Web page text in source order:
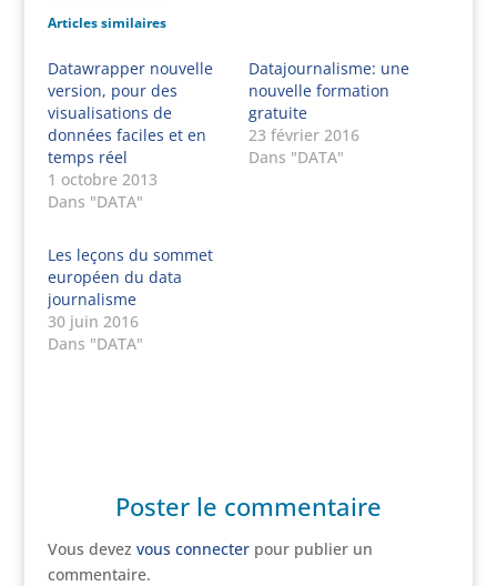
Articles similaires
Datawrapper nouvelle
version, pour des
visualisations de
données faciles et en
temps réel
1 octobre 2013
Dans "DATA"
Datajournalisme: une
nouvelle formation
gratuite
23 février 2016
Dans "DATA"
Les leçons du sommet
européen du data
journalisme
30 juin 2016
Dans "DATA"
Poster le commentaire
Vous devez vous connecterpour publier un
commentaire.